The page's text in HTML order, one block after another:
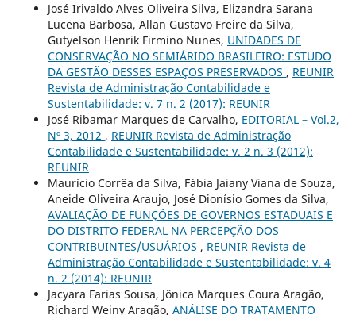
José Irivaldo Alves Oliveira Silva, Elizandra Sarana
Lucena Barbosa, Allan Gustavo Freire da Silva,
Gutyelson Henrik Firmino Nunes, UNIDADES DE
CONSERVAÇÃO NO SEMIÁRIDO BRASILEIRO: ESTUDO
DA GESTÃO DESSES ESPAÇOS PRESERVADOS , REUNIR
Revista de Administração Contabilidade e
Sustentabilidade: v. 7 n. 2 (2017): REUNIR
José Ribamar Marques de Carvalho, EDITORIAL – Vol.2,
Nº 3, 2012 , REUNIR Revista de Administração
Contabilidade e Sustentabilidade: v. 2 n. 3 (2012):
REUNIR
Maurício Corrêa da Silva, Fábia Jaiany Viana de Souza,
Aneide Oliveira Araujo, José Dionísio Gomes da Silva,
AVALIAÇÃO DE FUNÇÕES DE GOVERNOS ESTADUAIS E
DO DISTRITO FEDERAL NA PERCEPÇÃO DOS
CONTRIBUINTES/USUÁRIOS , REUNIR Revista de
Administração Contabilidade e Sustentabilidade: v. 4
n. 2 (2014): REUNIR
Jacyara Farias Sousa, Jônica Marques Coura Aragão,
Richard Weiny Aragão, ANÁLISE DO TRATAMENTO